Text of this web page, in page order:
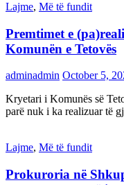
Lajme, Më të fundit
Premtimet e
Komunën e Tetovës
adminadmin October 5,
Kryetari i Komunës së
parë nuk i ka realizuar të
Lajme, Më të fundit
Prokuroria në